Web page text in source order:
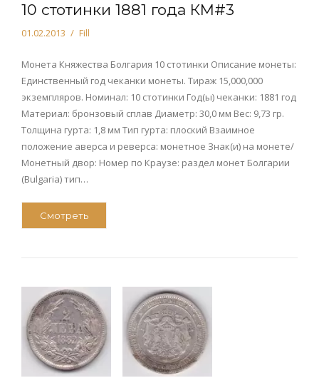
10 стотинки 1881 года КМ#3
01.02.2013 Fill
Монета Княжества Болгария 10 стотинки Описание монеты:
Единственный год чеканки монеты. Тираж 15,000,000
экземпляров. Номинал: 10 стотинки Год(ы) чеканки: 1881 год
Материал: бронзовый сплав Диаметр: 30,0 мм Вес: 9,73 гр.
Толщина гурта: 1,8 мм Тип гурта: плоский Взаимное
положение аверса и реверса: монетное Знак(и) на монете/
Монетный двор: Номер по Краузе: раздел монет Болгарии
(Bulgaria) тип…
Смотреть